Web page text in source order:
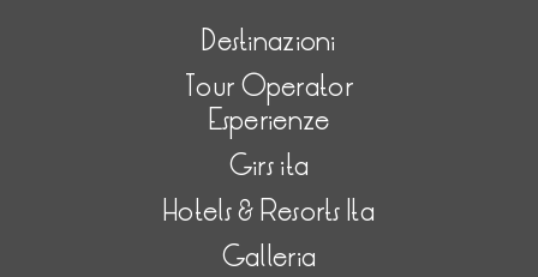
Destinazioni
Tour Operator
Esperienze
Girs ita
Hotels & Resorts Ita
Galleria